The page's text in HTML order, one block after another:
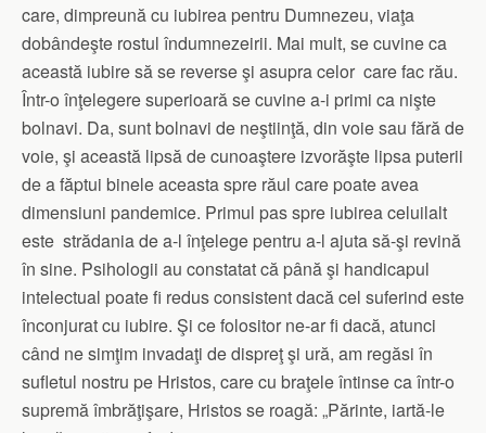
care, dimpreună cu iubirea pentru Dumnezeu, viaţa
dobândeşte rostul îndumnezeirii. Mai mult, se cuvine ca
această iubire să se reverse şi asupra celor care fac rău.
Într-o înţelegere superioară se cuvine a-i primi ca nişte
bolnavi. Da, sunt bolnavi de neştiinţă, din voie sau fără de
voie, şi această lipsă de cunoaştere izvorăşte lipsa puterii
de a făptui binele aceasta spre răul care poate avea
dimensiuni pandemice. Primul pas spre iubirea celuilalt
este strădania de a-l înţelege pentru a-l ajuta să-şi revină
în sine. Psihologii au constatat că până şi handicapul
intelectual poate fi redus consistent dacă cel suferind este
înconjurat cu iubire. Şi ce folositor ne-ar fi dacă, atunci
când ne simţim invadaţi de dispreţ şi ură, am regăsi în
sufletul nostru pe Hristos, care cu braţele întinse ca într-o
supremă îmbrăţişare, Hristos se roagă: „Părinte, iartă-le